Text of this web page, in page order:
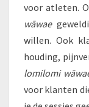
voor atleten.
wāwae
willen. Ook
houding,
lomilomi
voor klanten